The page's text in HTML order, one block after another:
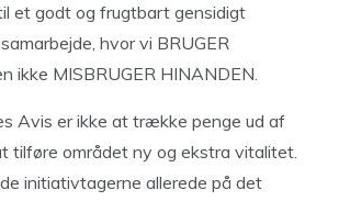
et godt og frugtbart gensidigt
hvor vi BRUGER
ikke MISBRUGER HINANDEN.
Avis er ikke at trække penge ud af
tilføre området ny og ekstra vitalitet.
initiativtagerne allerede på det